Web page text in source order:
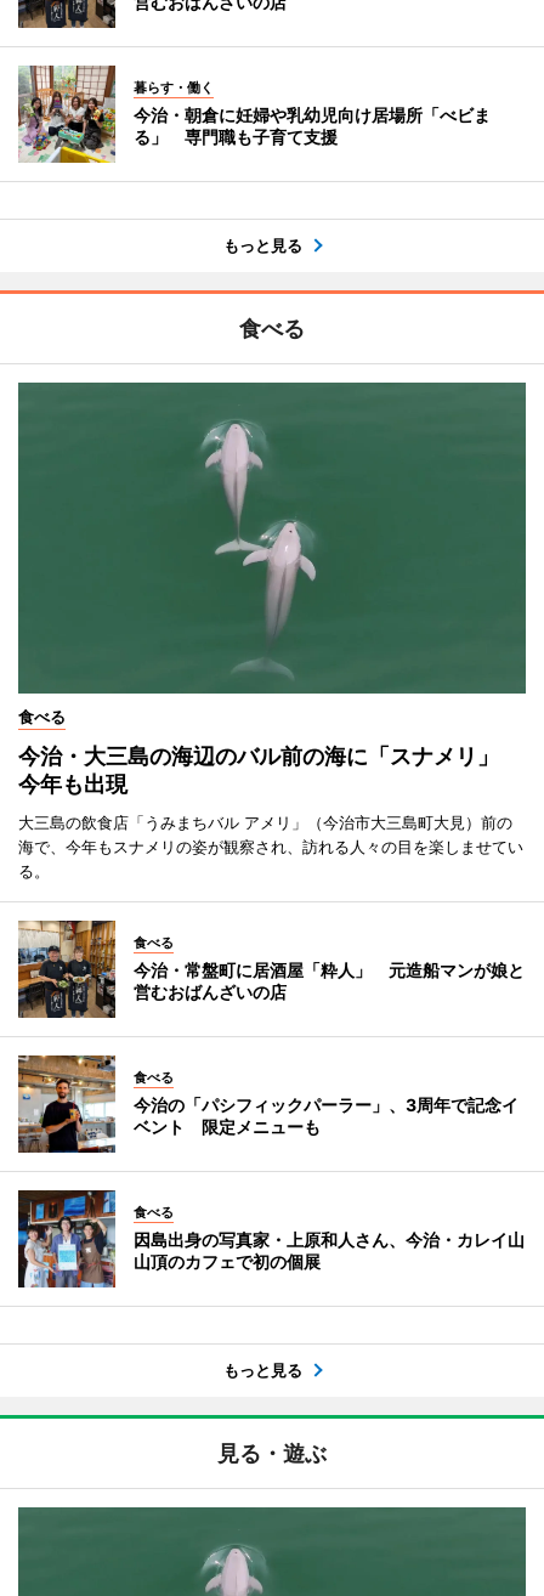
暮らす・働く
今治・朝倉に妊婦や乳幼児向け居場所「べビま
る」 専門職も子育て支援
もっと見る
食べる
食べる
今治・大三島の海辺のバル前の海に「スナメリ」
今年も出現
大三島の飲食店「うみまちバル アメリ」（今治市大三島町大見）前の
海で、今年もスナメリの姿が観察され、訪れる人々の目を楽しませてい
る。
食べる
今治・常盤町に居酒屋「粋人」 元造船マンが娘と
営むおばんざいの店
食べる
今治の「パシフィックパーラー」、3周年で記念イ
ベント 限定メニューも
食べる
因島出身の写真家・上原和人さん、今治・カレイ山
山頂のカフェで初の個展
もっと見る
見る・遊ぶ